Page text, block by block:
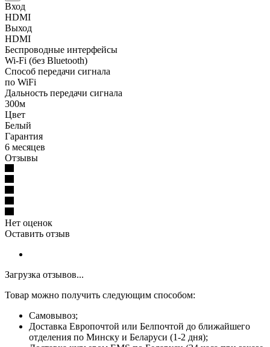
Вход
HDMI
Выход
HDMI
Беспроводные интерфейсы
Wi-Fi (без Bluetooth)
Способ передачи сигнала
по WiFi
Дальность передачи сигнала
300м
Цвет
Белый
Гарантия
6 месяцев
Отзывы
Нет оценок
Оставить отзыв
Загрузка отзывов...
Товар можно получить следующим способом:
Самовывоз;
Доставка Европочтой или Белпочтой до ближайшего
отделения по Минску и Беларуси (1-2 дня);